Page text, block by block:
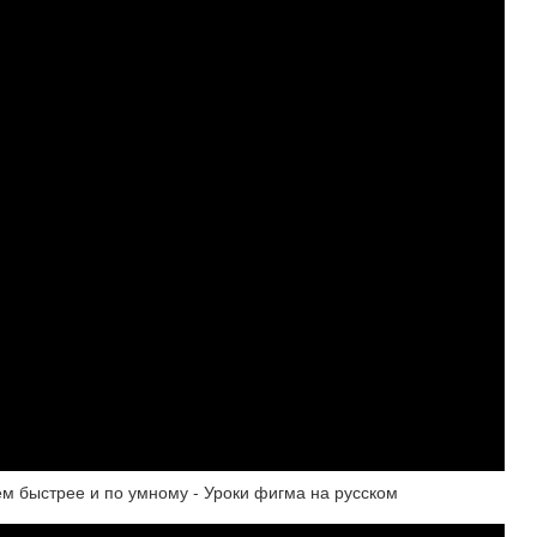
и по умному - Уроки фигма на русском